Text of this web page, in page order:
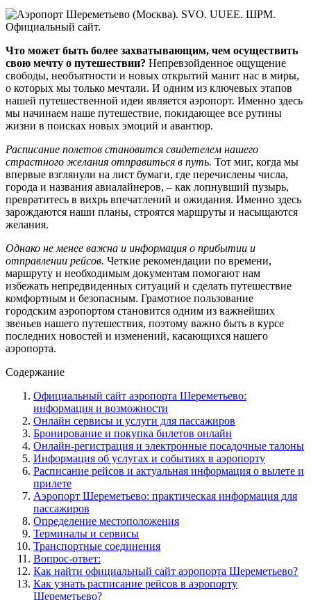
Что может быть более захватывающим, чем осуществить
свою мечту о путешествии? Непревзойденное ощущение
свободы, необъятности и новых открытий манит нас в миры,
о которых мы только мечтали. И одним из ключевых этапов
нашей путешественной идеи является аэропорт. Именно здесь
мы начинаем наше путешествие, покидающее все рутины
жизни в поисках новых эмоций и авантюр.
Расписание полетов становится свидетелем нашего
страстного желания отправиться в путь. Тот миг, когда мы
впервые взглянули на лист бумаги, где перечислены числа,
города и названия авиалайнеров, – как лопнувший пузырь,
превратитесь в вихрь впечатлений и ожидания. Именно здесь
зарождаются наши планы, строятся маршруты и насыщаются
желания.
Однако не менее важна и информация о прибытии и
отправлении рейсов. Четкие рекомендации по времени,
маршруту и необходимым документам помогают нам
избежать непредвиденных ситуаций и сделать путешествие
комфортным и безопасным. Грамотное пользование
городским аэропортом становится одним из важнейших
звеньев нашего путешествия, поэтому важно быть в курсе
последних новостей и изменений, касающихся нашего
аэропорта.
Содержание
Официальный сайт аэропорта Шереметьево:
информация и возможности
Онлайн сервисы и услуги для пассажиров
Бронирование и покупка билетов онлайн
Онлайн-регистрация и электронные посадочные талоны
Информация об услугах и событиях в аэропорту
Расписание рейсов и актуальная информация о вылете и
прилете
Аэропорт Шереметьево: практическая информация для
пассажиров
Определение местоположения
Терминалы и сервисы
Транспортные соединения
Вопрос-ответ:
Как найти официальный сайт аэропорта Шереметьево?
Как узнать расписание рейсов в аэропорту
Шереметьево?